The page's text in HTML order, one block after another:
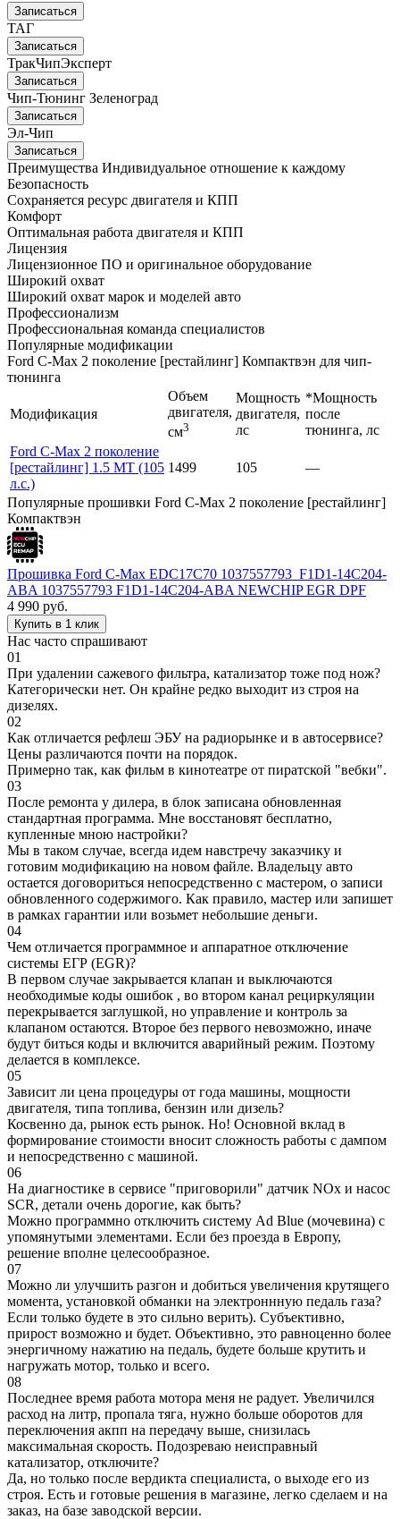
Записаться
ТАГ
Записаться
ТракЧипЭксперт
Записаться
Чип-Тюнинг Зеленоград
Записаться
Эл-Чип
Записаться
Преимущества Индивидуальное отношение к каждому
Безопасность
Сохраняется ресурс двигателя и КПП
Комфорт
Оптимальная работа двигателя и КПП
Лицензия
Лицензионное ПО и оригинальное оборудование
Широкий охват
Широкий охват марок и моделей авто
Профессионализм
Профессиональная команда специалистов
Популярные модификации
Ford C-Max 2 поколение [рестайлинг] Компактвэн для чип-
тюнинга
Модификация
Объем
двигателя,
см3
Мощность
двигателя,
лс
*Мощность
после
тюнинга, лс
Ford C-Max 2 поколение
[рестайлинг] 1.5 MT (105
л.с.)
1499 105 —
Популярные прошивки Ford C-Max 2 поколение [рестайлинг]
Компактвэн
Прошивка Ford C-Max EDC17C70 1037557793_F1D1-14C204-
ABA 1037557793 F1D1-14C204-ABA NEWCHIP EGR DPF
4 990 руб.
Купить в 1 клик
Нас часто спрашивают
01
При удалении сажевого фильтра, катализатор тоже под нож?
Категорически нет. Он крайне редко выходит из строя на
дизелях.
02
Как отличается рефлеш ЭБУ на радиорынке и в автосервисе?
Цены различаются почти на порядок.
Примерно так, как фильм в кинотеатре от пиратской "вебки".
03
После ремонта у дилера, в блок записана обновленная
стандартная программа. Мне восстановят бесплатно,
купленные мною настройки?
Мы в таком случае, всегда идем навстречу заказчику и
готовим модификацию на новом файле. Владельцу авто
остается договориться непосредственно с мастером, о записи
обновленного содержимого. Как правило, мастер или запишет
в рамках гарантии или возьмет небольшие деньги.
04
Чем отличается программное и аппаратное отключение
системы ЕГР (EGR)?
В первом случае закрывается клапан и выключаются
необходимые коды ошибок , во втором канал рециркуляции
перекрывается заглушкой, но управление и контроль за
клапаном остаются. Второе без первого невозможно, иначе
будут биться коды и включится аварийный режим. Поэтому
делается в комплексе.
05
Зависит ли цена процедуры от года машины, мощности
двигателя, типа топлива, бензин или дизель?
Косвенно да, рынок есть рынок. Но! Основной вклад в
формирование стоимости вносит сложность работы с дампом
и непосредственно с машиной.
06
На диагностике в сервисе "приговорили" датчик NOx и насос
SCR, детали очень дорогие, как быть?
Можно программно отключить систему Ad Blue (мочевина) с
упомянутыми элементами. Если без проезда в Европу,
решение вполне целесообразное.
07
Можно ли улучшить разгон и добиться увеличения крутящего
момента, установкой обманки на электроннную педаль газа?
Если только будете в это сильно верить). Субъективно,
прирост возможно и будет. Объективно, это равноценно более
энергичному нажатию на педаль, будете больше крутить и
нагружать мотор, только и всего.
08
Последнее время работа мотора меня не радует. Увеличился
расход на литр, пропала тяга, нужно больше оборотов для
переключения акпп на передачу выше, снизилась
максимальная скорость. Подозреваю неисправный
катализатор, отключите?
Да, но только после вердикта специалиста, о выходе его из
строя. Есть и готовые решения в магазине, легко сделаем и на
заказ, на базе заводской версии.